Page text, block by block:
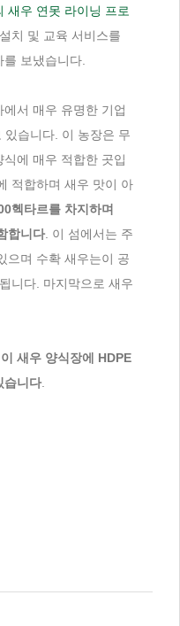
새우 연못 라이닝 프로
치 및 교육 서비스를
보냈습니다.
서 매우 유명한 기업
습니다. 이 농장은 무
에 매우 적합한 곳입
적합하며 새우 맛이 아
헥타르를 차지하며
합니다. 이 섬에서는 주
으며 수확 새우는이 공
니다. 마지막으로 새우
새우 양식장에 HDPE
습니다.